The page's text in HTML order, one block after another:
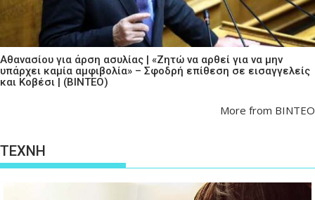
Αθανασίου για άρση ασυλίας | «Ζητώ να αρθεί για να μην
υπάρχει καμία αμφιβολία» – Σφοδρή επίθεση σε εισαγγελείς
και Κοβέσι | (ΒΙΝΤΕΟ)
More from ΒΙΝΤΕΟ
ΤΕΧΝΗ